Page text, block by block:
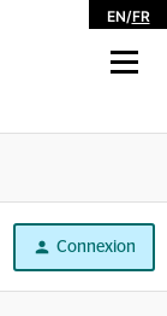
EN/FR
Connexion